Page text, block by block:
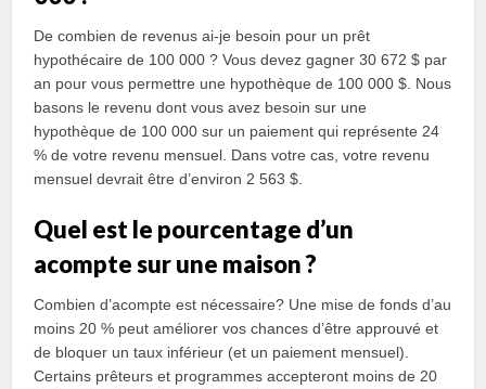
De combien de revenus ai-je besoin pour un prêt
hypothécaire de 100 000 ? Vous devez gagner 30 672 $ par
an pour vous permettre une hypothèque de 100 000 $. Nous
basons le revenu dont vous avez besoin sur une
hypothèque de 100 000 sur un paiement qui représente 24
% de votre revenu mensuel. Dans votre cas, votre revenu
mensuel devrait être d’environ 2 563 $.
Quel est le pourcentage d’un
acompte sur une maison ?
Combien d’acompte est nécessaire? Une mise de fonds d’au
moins 20 % peut améliorer vos chances d’être approuvé et
de bloquer un taux inférieur (et un paiement mensuel).
Certains prêteurs et programmes accepteront moins de 20